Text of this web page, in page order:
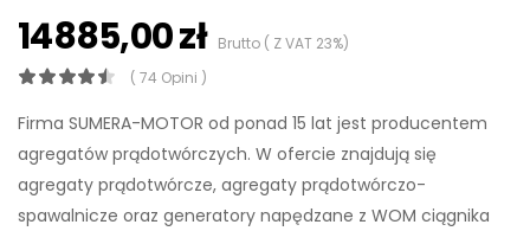
14885,00 złBrutto ( Z VAT 23%)
( 74 Opini )
Firma SUMERA-MOTOR od ponad 15 lat jest producentem
agregatów prądotwórczych. W ofercie znajdują się
agregaty prądotwórcze, agregaty prądotwórczo-
spawalnicze oraz generatory napędzane z WOM ciągnika